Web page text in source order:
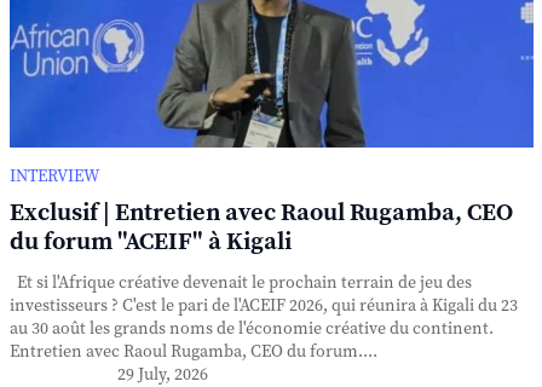
INTERVIEW
Exclusif | Entretien avec Raoul Rugamba, CEO
du forum "ACEIF" à Kigali
Et si l'Afrique créative devenait le prochain terrain de jeu des
investisseurs ? C'est le pari de l'ACEIF 2026, qui réunira à Kigali du 23
au 30 août les grands noms de l'économie créative du continent.
Entretien avec Raoul Rugamba, CEO du forum....
29 July, 2026